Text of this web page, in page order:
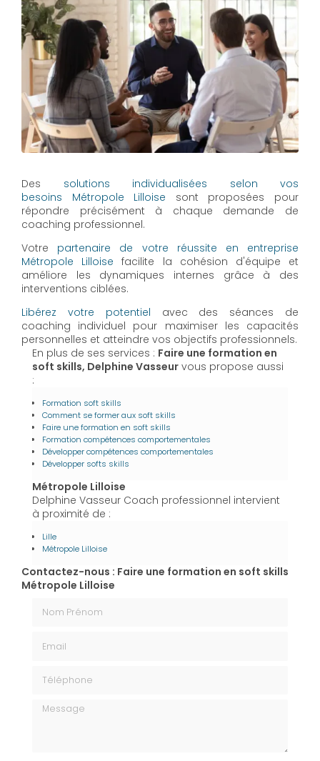
Des solutions individualisées selon vos
besoins Métropole Lilloise sont proposées pour
répondre précisément à chaque demande de
coaching professionnel.
Votre partenaire de votre réussite en entreprise
Métropole Lilloise facilite la cohésion d'équipe et
améliore les dynamiques internes grâce à des
interventions ciblées.
Libérez votre potentiel avec des séances de
coaching individuel pour maximiser les capacités
personnelles et atteindre vos objectifs professionnels.
En plus de ses services : Faire une formation en
soft skills, Delphine Vasseur vous propose aussi
:
Formation soft skills
Comment se former aux soft skills
Faire une formation en soft skills
Formation compétences comportementales
Développer compétences comportementales
Développer softs skills
Métropole Lilloise
Delphine Vasseur Coach professionnel intervient
à proximité de :
Lille
Métropole Lilloise
Contactez-nous : Faire une formation en soft skills
Métropole Lilloise
Message